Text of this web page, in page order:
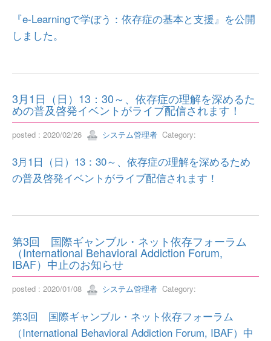
『e-Learningで学ぼう：依存症の基本と支援』を公開
しました。
3月1日（日）13：30～、依存症の理解を深めるた
めの普及啓発イベントがライブ配信されます！
posted : 2020/02/26 システム管理者 Category:
3月1日（日）13：30～、依存症の理解を深めるため
の普及啓発イベントがライブ配信されます！
第3回 国際ギャンブル・ネット依存フォーラム
（International Behavioral Addiction Forum,
IBAF）中止のお知らせ
posted : 2020/01/08 システム管理者 Category:
第3回 国際ギャンブル・ネット依存フォーラム
（International Behavioral Addiction Forum, IBAF）中